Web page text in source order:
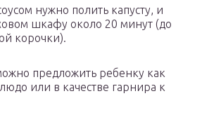
нужно полить капусту, и
шкафу около 20 минут (до
корочки).
предложить ребенку как
или в качестве гарнира к